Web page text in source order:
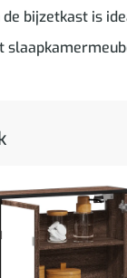
bijzetkast is